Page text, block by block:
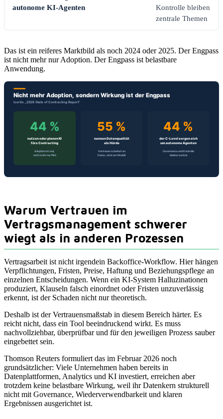
autonome KI-Agenten
Kontrolle bleiben
zentrale Themen
Das ist ein reiferes Marktbild als noch 2024 oder 2025. Der Engpass
ist nicht mehr nur Adoption. Der Engpass ist belastbare
Anwendung.
Warum Vertrauen im
Vertragsmanagement schwerer
wiegt als in anderen Prozessen
Vertragsarbeit ist nicht irgendein Backoffice-Workflow. Hier hängen
Verpflichtungen, Fristen, Preise, Haftung und Beziehungspflege an
einzelnen Entscheidungen. Wenn ein KI-System Halluzinationen
produziert, Klauseln falsch einordnet oder Fristen unzuverlässig
erkennt, ist der Schaden nicht nur theoretisch.
Deshalb ist der Vertrauensmaßstab in diesem Bereich härter. Es
reicht nicht, dass ein Tool beeindruckend wirkt. Es muss
nachvollziehbar, überprüfbar und für den jeweiligen Prozess sauber
eingebettet sein.
Thomson Reuters formuliert das im Februar 2026 noch
grundsätzlicher: Viele Unternehmen haben bereits in
Datenplattformen, Analytics und KI investiert, erreichen aber
trotzdem keine belastbare Wirkung, weil ihr Datenkern strukturell
nicht mit Governance, Wiederverwendbarkeit und klaren
Ergebnissen ausgerichtet ist.